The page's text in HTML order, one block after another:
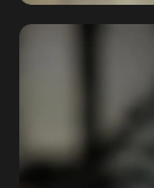
Sign in